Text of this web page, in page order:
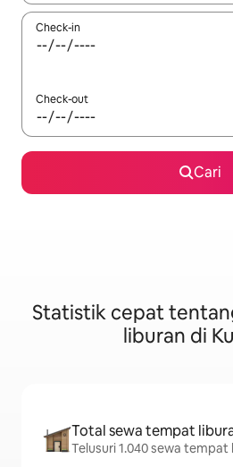
Check-in
Check-out
Cari
Statistik cepat
liburan di
Total sewa tempat
Telusuri 1.040 sewa tempat